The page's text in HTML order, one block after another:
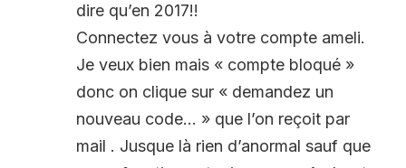
dire qu’en 2017!!
Connectez vous à votre compte ameli.
Je veux bien mais « compte bloqué »
donc on clique sur « demandez un
nouveau code… » que l’on reçoit par
mail . Jusque là rien d’anormal sauf que